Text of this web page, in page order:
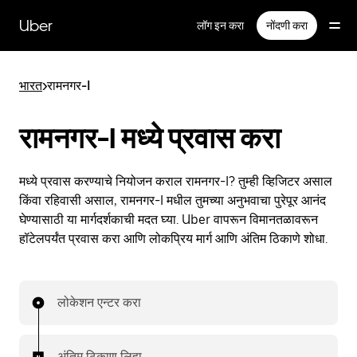
सामग्रीवरUber लॉग इन करा नोंदणी करा
भारत>रामनगर-I
रामनगर-I मध्ये प्रवास करा
मध्ये प्रवास करण्याचे नियोजन कराल रामनगर-I? तुम्ही व्हिजिटर असाल
किंवा रहिवासी असाल, रामनगर-I मधील तुमच्या अनुभवाचा पुरेपूर आनंद
घेण्यासाठी या मार्गदर्शकाची मदत घ्या. Uber वापरून विमानतळावरून
हॉटेलपर्यंत प्रवास करा आणि लोकप्रिय मार्ग आणि अंतिम ठिकाणे शोधा.
लोकेशन एन्टर करा